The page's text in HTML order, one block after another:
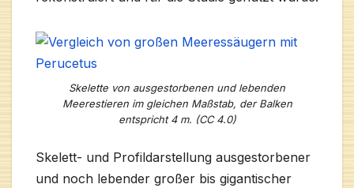
Skelette von ausgestorbenen und lebenden
Meerestieren im gleichen Maßstab, der Balken
entspricht 4 m. (CC 4.0)
Skelett- und Profildarstellung ausgestorbener
und noch lebender großer bis gigantischer